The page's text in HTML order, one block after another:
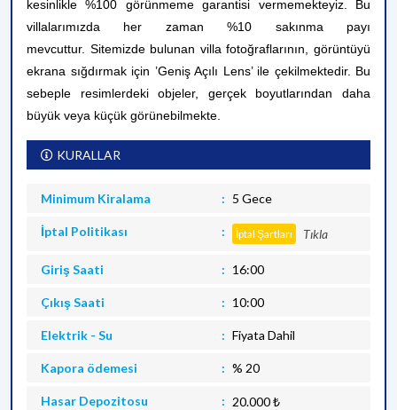
kesinlikle %100 görünmeme garantisi vermemekteyiz. Bu
villalarımızda her zaman %10 sakınma payı
mevcuttur. Sitemizde bulunan villa fotoğraflarının, görüntüyü
ekrana sığdırmak için ’Geniş Açılı Lens’ ile çekilmektedir. Bu
sebeple resimlerdeki objeler, gerçek boyutlarından daha
büyük veya küçük görünebilmekte.
KURALLAR
Minimum Kiralama 5 Gece
İptal Politikası İptal Şartları Tıkla
Giriş Saati 16:00
Çıkış Saati 10:00
Elektrik - Su Fiyata Dahil
Kapora ödemesi % 20
Hasar Depozitosu 20.000 ₺